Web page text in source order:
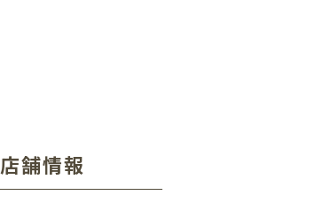
店舗情報